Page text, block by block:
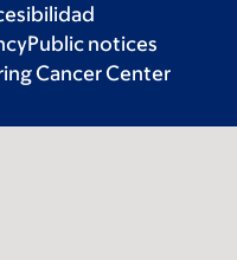
Public notices
Cancer Center